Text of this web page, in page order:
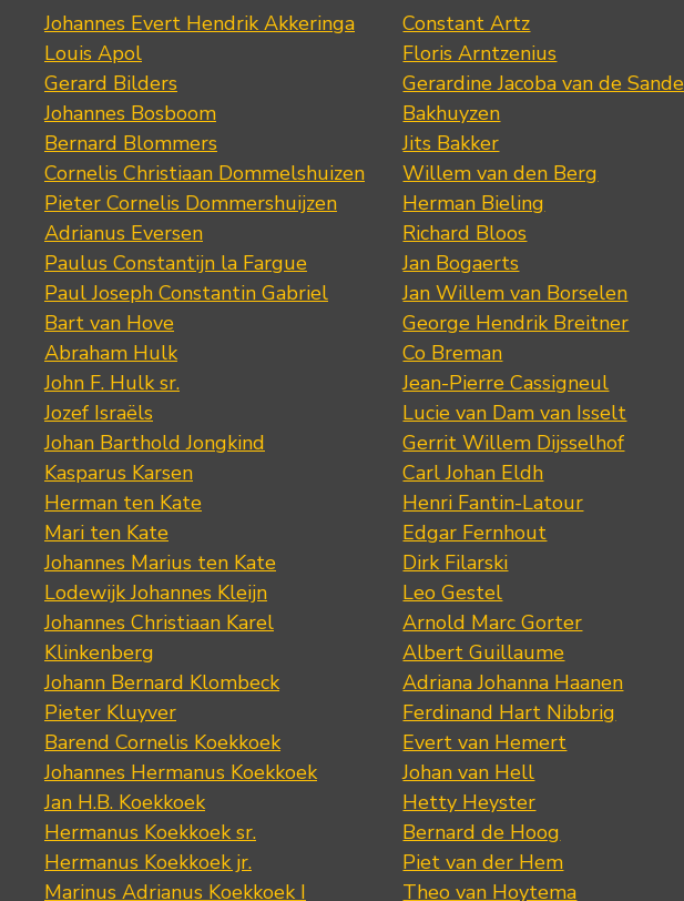
Johannes Evert Hendrik Akkeringa
Louis Apol
Gerard Bilders
Johannes Bosboom
Bernard Blommers
Cornelis Christiaan Dommelshuizen
Pieter Cornelis Dommershuijzen
Adrianus Eversen
Paulus Constantijn la Fargue
Paul Joseph Constantin Gabriel
Bart van Hove
Abraham Hulk
John F. Hulk sr.
Jozef Israëls
Johan Barthold Jongkind
Kasparus Karsen
Herman ten Kate
Mari ten Kate
Johannes Marius ten Kate
Lodewijk Johannes Kleijn
Johannes Christiaan Karel
Klinkenberg
Johann Bernard Klombeck
Pieter Kluyver
Barend Cornelis Koekkoek
Johannes Hermanus Koekkoek
Jan H.B. Koekkoek
Hermanus Koekkoek sr.
Hermanus Koekkoek jr.
Marinus Adrianus Koekkoek I
Constant Artz
Floris Arntzenius
Gerardine Jacoba van de Sande
Bakhuyzen
Jits Bakker
Willem van den Berg
Herman Bieling
Richard Bloos
Jan Bogaerts
Jan Willem van Borselen
George Hendrik Breitner
Co Breman
Jean-Pierre Cassigneul
Lucie van Dam van Isselt
Gerrit Willem Dijsselhof
Carl Johan Eldh
Henri Fantin-Latour
Edgar Fernhout
Dirk Filarski
Leo Gestel
Arnold Marc Gorter
Albert Guillaume
Adriana Johanna Haanen
Ferdinand Hart Nibbrig
Evert van Hemert
Johan van Hell
Hetty Heyster
Bernard de Hoog
Piet van der Hem
Theo van Hoytema